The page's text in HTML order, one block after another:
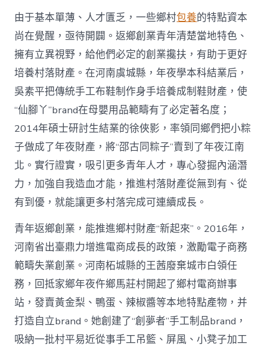
中
由于基本單薄、人才匱乏，一些鄉村包養的特點資本
尚在覺醒，亟待開闢。返鄉創業青年清楚當地特色、
擁有立異視野，給他們必定的創業攙扶，有助于更好
培養村落財產。在河南虞城縣，年夜學本科結業后，
吳素平把傳統手工布鞋制作身手培養成制鞋財產，使
“仙腳丫”brand在母嬰用品範疇有了必定著名度；
2014年碩士研討生結業的徐俠影，率領同鄉們把小粽
子做成了年夜財產，將“邵古同粽子”賣到了年夜江南
北。實行證實，吸引更多青年人才，專心發掘內涵潛
力，加強自我造血才能，推進村落財產從無到有、從
有到優，就能讓更多村落完成可連續成長。
青年返鄉創業，能推進鄉村財產“新起來”。2016年，
河南省出臺鼎力增進電商成長的政策，激勵電子商務
範疇失業創業。河南柘城縣的王茜廢棄城市白領任
務，回抵家鄉年夜仵鄉馬莊村開起了鄉村電商辦事
站，發賣黃金梨、鴨蛋、辣椒醬等本地特點產物，并
打造自立brand。她創建了“創夢者”手工制品brand，
吸納一批村平易近從事手工吊籃、屏風、小凳子加工